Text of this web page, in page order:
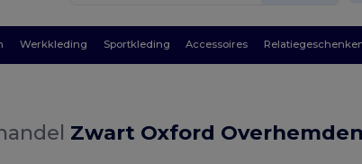
Werkkleding Sportkleding Accessoires
Zwart Oxford Overhemden